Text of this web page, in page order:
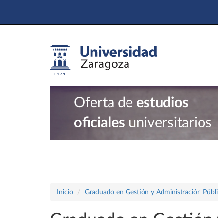
Oferta de estudios
oficiales universitarios
Inicio Graduado en Gestión y Administración